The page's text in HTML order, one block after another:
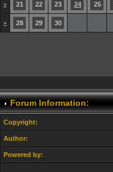
» 21 22 23 24 25
» 28 29 30
Forum Information:
Copyright:
Author:
Powered by: